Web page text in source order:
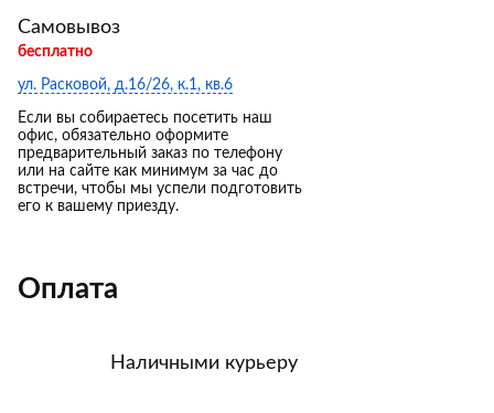
Самовывоз
бесплатно
ул. Расковой, д.16/26, к.1, кв.6
Если вы собираетесь посетить наш
офис, обязательно оформите
предварительный заказ по телефону
или на сайте как минимум за час до
встречи, чтобы мы успели подготовить
его к вашему приезду.
Оплата
Наличными курьеру